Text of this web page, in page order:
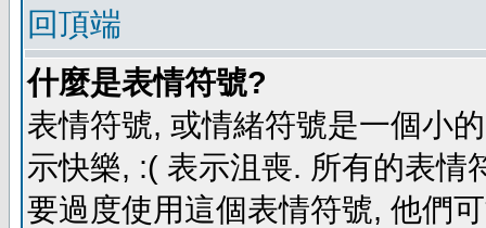
回頂端
什麼是表情符號?
表情符號, 或情緒符號是一個小
示快樂, :( 表示沮喪. 所有的表情
要過度使用這個表情符號, 他們